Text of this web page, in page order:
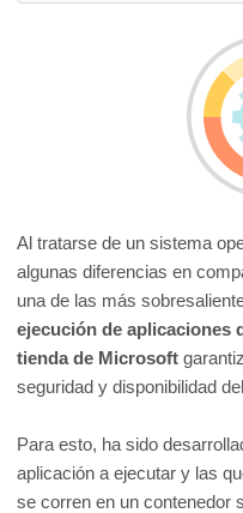
Al tratarse de un sistema
algunas diferencias en
una de las más
ejecución de aplicaciones
tienda de Microsoft
seguridad y disponibilidad
Para esto, ha sido
aplicación a ejecutar y las
se corren en un contenedor